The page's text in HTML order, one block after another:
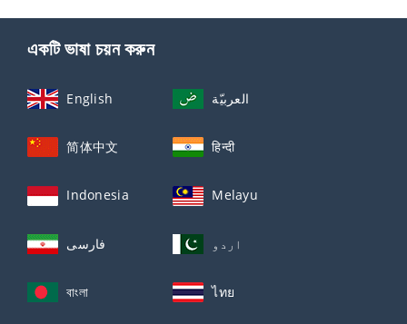
একটি ভাষা চয়ন করুন
English العربيّة
简体中文 हिन्दी
Indonesia Melayu
فارسی اردو
বাংলা ไทย